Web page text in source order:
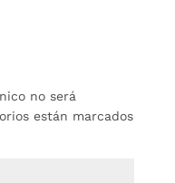
no será
están marcados